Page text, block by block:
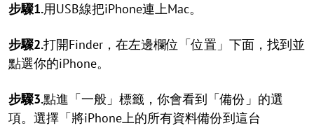
步驟1.用USB線把iPhone連上Mac。
步驟2.打開Finder，在左邊欄位「位置」下面，找到並
點選你的iPhone。
步驟3.點進「一般」標籤，你會看到「備份」的選
項。選擇「將iPhone上的所有資料備份到這台